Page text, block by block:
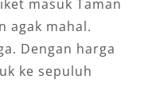
masuk Taman
agak mahal.
Dengan harga
ke sepuluh